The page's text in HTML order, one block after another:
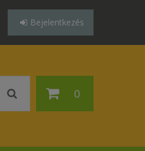
Bejelentkezés
0